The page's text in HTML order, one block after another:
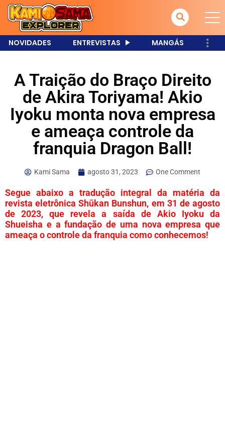
NOVIDADES ENTREVISTAS MANGÁS
A Traição do Braço Direito
de Akira Toriyama! Akio
Iyoku monta nova empresa
e ameaça controle da
franquia Dragon Ball!
Kami Sama agosto 31, 2023 One Comment
Segue abaixo a tradução integral da matéria da
revista eletrônica Shūkan Bunshun, em 31 de agosto
de 2023, que revela a saída de Akio Iyoku da
Shueisha e a fundação de uma nova empresa que
ameaça o controle da franquia como conhecemos!